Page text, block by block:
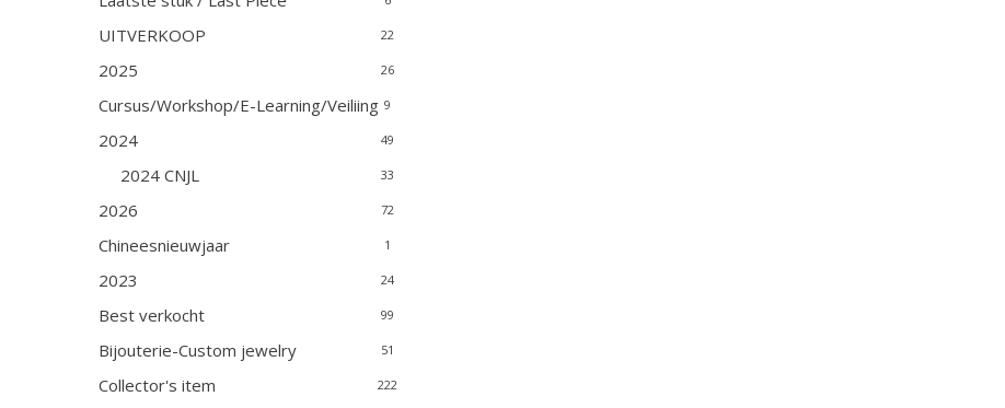
UITVERKOOP 22
2025 26
Cursus/Workshop/E-Learning/Veiliing 9
2024 49
2024 CNJL 33
2026 72
Chineesnieuwjaar 1
2023 24
Best verkocht 99
Bijouterie-Custom jewelry 51
Collector's item 222